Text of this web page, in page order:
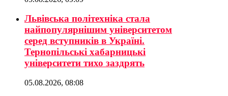
Львівська політехніка стала
найпопулярнішим університетом
серед вступників в Україні.
Тернопільські хабарницькі
університети тихо заздрять
05.08.2026, 08:08